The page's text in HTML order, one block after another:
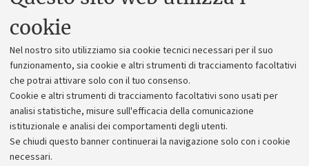
cookie
Nel nostro sito utilizziamo sia cookie tecnici necessari per il suo
funzionamento, sia cookie e altri strumenti di tracciamento facoltativi
che potrai attivare solo con il tuo consenso.
Cookie e altri strumenti di tracciamento facoltativi sono usati per
analisi statistiche, misure sull'efficacia della comunicazione
istituzionale e analisi dei comportamenti degli utenti.
Se chiudi questo banner continuerai la navigazione solo con i cookie
necessari.
Alumni community
Piano strategico
Bilanci
Donazioni e 5x1000